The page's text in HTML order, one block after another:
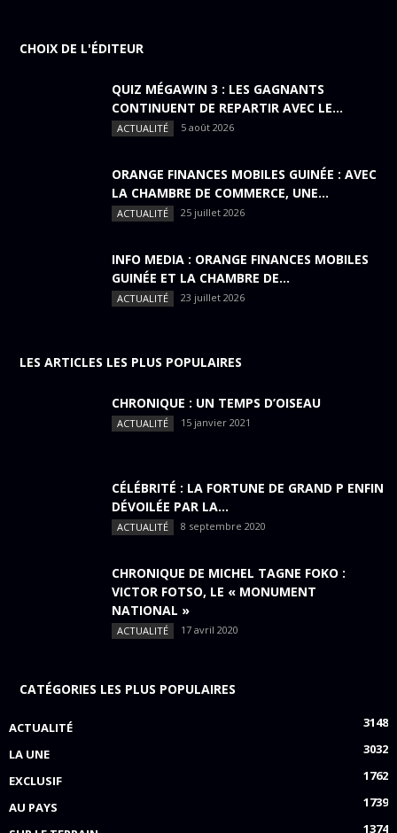
CHOIX DE L'ÉDITEUR
QUIZ MÉGAWIN 3 : LES GAGNANTS
CONTINUENT DE REPARTIR AVEC LE...
ACTUALITÉ 5 août 2026
ORANGE FINANCES MOBILES GUINÉE : AVEC
LA CHAMBRE DE COMMERCE, UNE...
ACTUALITÉ 25 juillet 2026
INFO MEDIA : ORANGE FINANCES MOBILES
GUINÉE ET LA CHAMBRE DE...
ACTUALITÉ 23 juillet 2026
LES ARTICLES LES PLUS POPULAIRES
CHRONIQUE : UN TEMPS D’OISEAU
ACTUALITÉ 15 janvier 2021
CÉLÉBRITÉ : LA FORTUNE DE GRAND P ENFIN
DÉVOILÉE PAR LA...
ACTUALITÉ 8 septembre 2020
CHRONIQUE DE MICHEL TAGNE FOKO :
VICTOR FOTSO, LE « MONUMENT
NATIONAL »
ACTUALITÉ 17 avril 2020
CATÉGORIES LES PLUS POPULAIRES
ACTUALITÉ
3148
LA UNE
3032
EXCLUSIF
1762
AU PAYS
1739
1374